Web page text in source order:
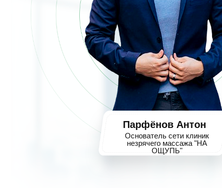
Парфёнов Антон
Основатель сети клиник
незрячего массажа "НА
ОЩУПЬ"